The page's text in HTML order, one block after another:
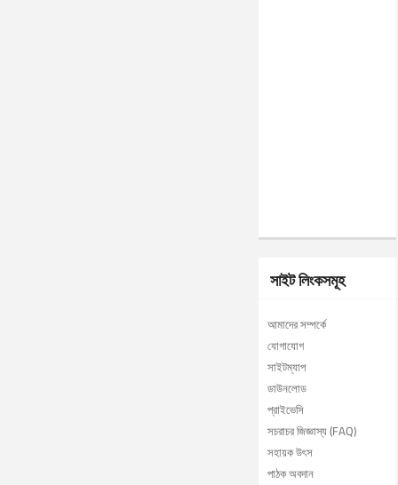
সাইট লিংকসমূহ
আমাদের সম্পর্কে
যোগাযোগ
সাইটম্যাপ
ডাউনলোড
প্রাইভেসি
সচরাচর জিজ্ঞাস্য (FAQ)
সহায়ক উৎস
পাঠক অবদান